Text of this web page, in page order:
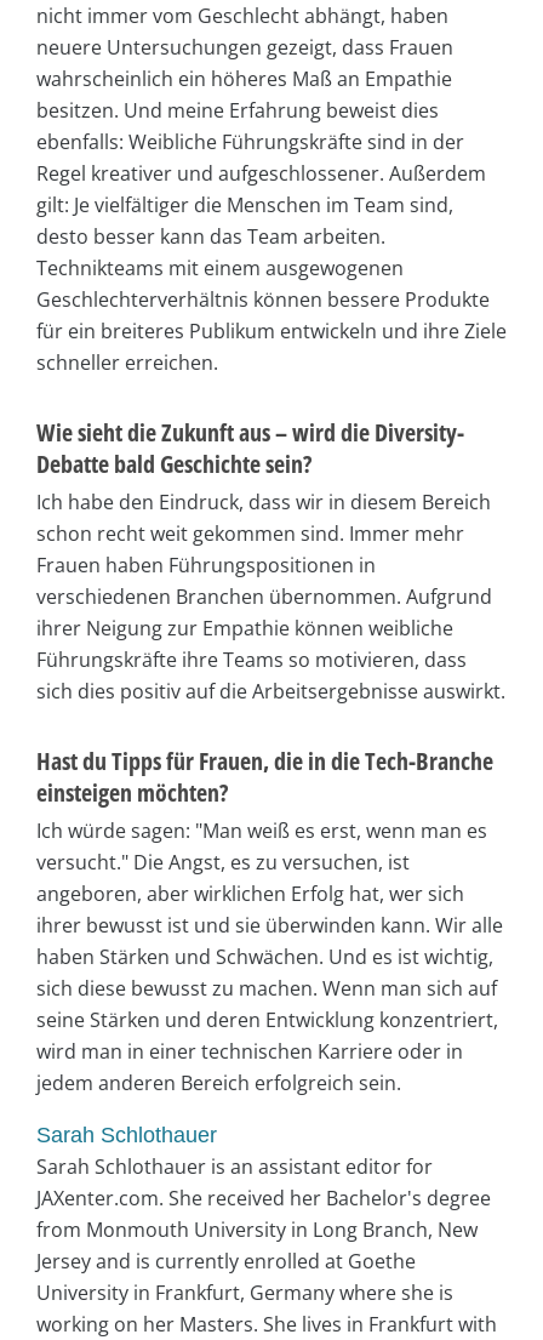
nicht immer vom Geschlecht abhängt, haben
neuere Untersuchungen gezeigt, dass Frauen
wahrscheinlich ein höheres Maß an Empathie
besitzen. Und meine Erfahrung beweist dies
ebenfalls: Weibliche Führungskräfte sind in der
Regel kreativer und aufgeschlossener. Außerdem
gilt: Je vielfältiger die Menschen im Team sind,
desto besser kann das Team arbeiten.
Technikteams mit einem ausgewogenen
Geschlechterverhältnis können bessere Produkte
für ein breiteres Publikum entwickeln und ihre Ziele
schneller erreichen.
Wie sieht die Zukunft aus – wird die Diversity-
Debatte bald Geschichte sein?
Ich habe den Eindruck, dass wir in diesem Bereich
schon recht weit gekommen sind. Immer mehr
Frauen haben Führungspositionen in
verschiedenen Branchen übernommen. Aufgrund
ihrer Neigung zur Empathie können weibliche
Führungskräfte ihre Teams so motivieren, dass
sich dies positiv auf die Arbeitsergebnisse auswirkt.
Hast du Tipps für Frauen, die in die Tech-Branche
einsteigen möchten?
Ich würde sagen: "Man weiß es erst, wenn man es
versucht." Die Angst, es zu versuchen, ist
angeboren, aber wirklichen Erfolg hat, wer sich
ihrer bewusst ist und sie überwinden kann. Wir alle
haben Stärken und Schwächen. Und es ist wichtig,
sich diese bewusst zu machen. Wenn man sich auf
seine Stärken und deren Entwicklung konzentriert,
wird man in einer technischen Karriere oder in
jedem anderen Bereich erfolgreich sein.
Sarah Schlothauer
Sarah Schlothauer is an assistant editor for
JAXenter.com. She received her Bachelor's degree
from Monmouth University in Long Branch, New
Jersey and is currently enrolled at Goethe
University in Frankfurt, Germany where she is
working on her Masters. She lives in Frankfurt with